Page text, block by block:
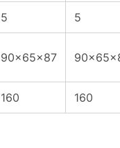
5 5
90x65x87
160 160